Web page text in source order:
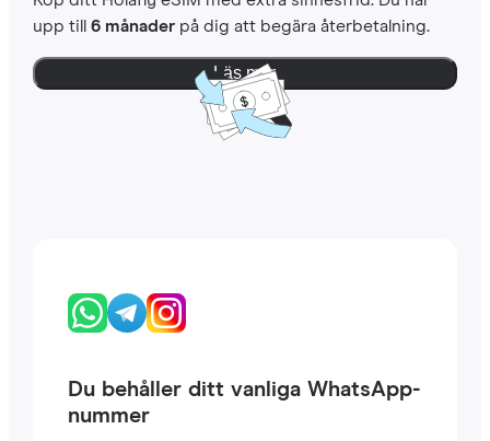
upp till 6 månaderpå dig att begära återbetalning.
Läs mer
Du behåller ditt vanliga WhatsApp-
nummer